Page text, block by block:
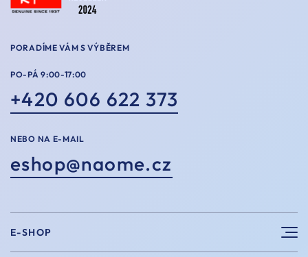
PORADÍME VÁM S VÝBĚREM
PO-PÁ 9:00-17:00
+420 606 622 373
NEBO NA E-MAIL
eshop@naome.cz
E-SHOP